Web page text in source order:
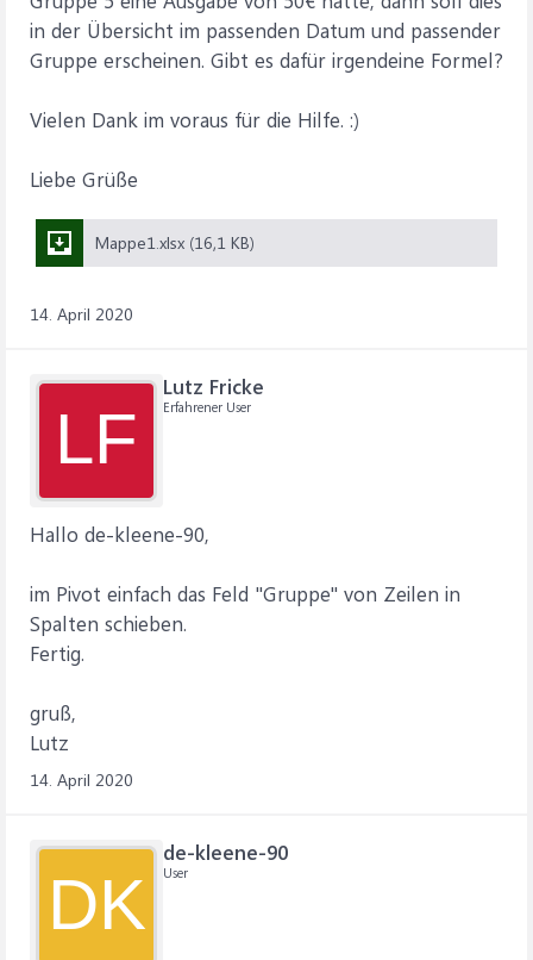
in der Übersicht im passenden Datum und passender
Gruppe erscheinen. Gibt es dafür irgendeine Formel?
Vielen Dank im voraus für die Hilfe. :)
Liebe Grüße
Mappe1.xlsx (16,1 KB)
14. April 2020
LF
Lutz Fricke
Erfahrener User
Hallo de-kleene-90,
im Pivot einfach das Feld "Gruppe" von Zeilen in
Spalten schieben.
Fertig.
gruß,
Lutz
14. April 2020
DK
de-kleene-90
User